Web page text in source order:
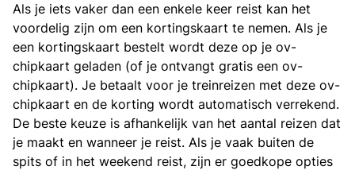
Als je iets vaker dan een enkele keer reist kan het
voordelig zijn om een kortingskaart te nemen. Als je
een kortingskaart bestelt wordt deze op je ov-
chipkaart geladen (of je ontvangt gratis een ov-
chipkaart). Je betaalt voor je treinreizen met deze ov-
chipkaart en de korting wordt automatisch verrekend.
De beste keuze is afhankelijk van het aantal reizen dat
je maakt en wanneer je reist. Als je vaak buiten de
spits of in het weekend reist, zijn er goedkope opties